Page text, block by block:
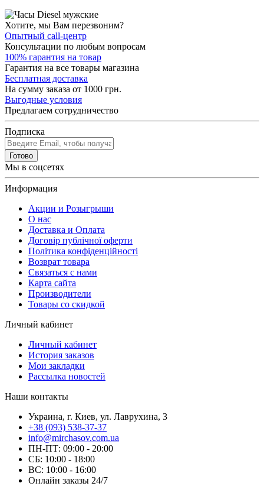
Хотите, мы Вам перезвоним?
Опытный call-центр
Консультации по любым вопросам
100% гарантия на товар
Гарантия на все товары магазина
Бесплатная доставка
На сумму заказа от 1000 грн.
Выгодные условия
Предлагаем сотрудничество
Подписка
Готово
Мы в соцсетях
Информация
Акции и Розыгрыши
О нас
Доставка и Оплата
Договір публічної оферти
Політика конфіденційності
Возврат товара
Связаться с нами
Карта сайта
Производители
Товары со скидкой
Личный кабинет
Личный кабинет
История заказов
Мои закладки
Рассылка новостей
Наши контакты
Украина, г. Киев, ул. Лаврухина, 3
+38 (093) 538-37-37
info@mirchasov.com.ua
ПН-ПТ: 09:00 - 20:00
СБ: 10:00 - 18:00
ВС: 10:00 - 16:00
Онлайн заказы 24/7